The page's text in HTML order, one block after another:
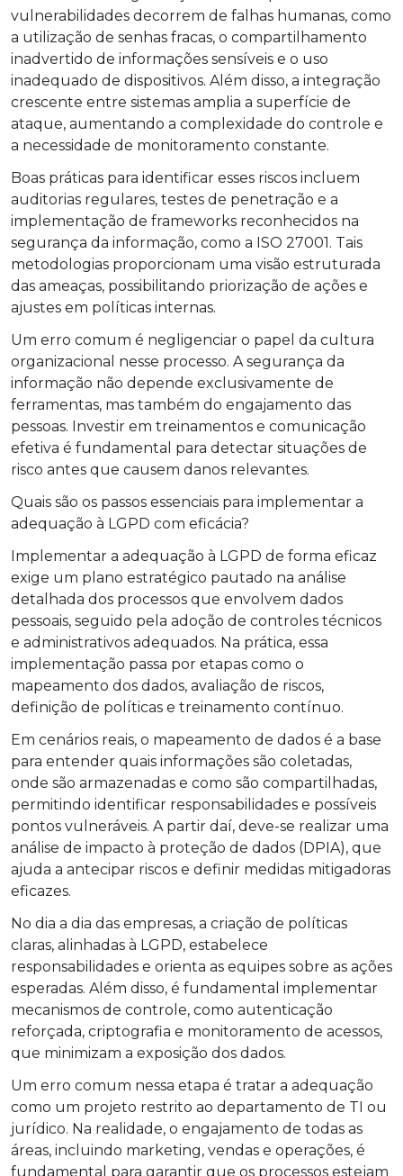
vulnerabilidades decorrem de falhas humanas, como
a utilização de senhas fracas, o compartilhamento
inadvertido de informações sensíveis e o uso
inadequado de dispositivos. Além disso, a integração
crescente entre sistemas amplia a superfície de
ataque, aumentando a complexidade do controle e
a necessidade de monitoramento constante.
Boas práticas para identificar esses riscos incluem
auditorias regulares, testes de penetração e a
implementação de frameworks reconhecidos na
segurança da informação, como a ISO 27001. Tais
metodologias proporcionam uma visão estruturada
das ameaças, possibilitando priorização de ações e
ajustes em políticas internas.
Um erro comum é negligenciar o papel da cultura
organizacional nesse processo. A segurança da
informação não depende exclusivamente de
ferramentas, mas também do engajamento das
pessoas. Investir em treinamentos e comunicação
efetiva é fundamental para detectar situações de
risco antes que causem danos relevantes.
Quais são os passos essenciais para implementar a
adequação à LGPD com eficácia?
Implementar a adequação à LGPD de forma eficaz
exige um plano estratégico pautado na análise
detalhada dos processos que envolvem dados
pessoais, seguido pela adoção de controles técnicos
e administrativos adequados. Na prática, essa
implementação passa por etapas como o
mapeamento dos dados, avaliação de riscos,
definição de políticas e treinamento contínuo.
Em cenários reais, o mapeamento de dados é a base
para entender quais informações são coletadas,
onde são armazenadas e como são compartilhadas,
permitindo identificar responsabilidades e possíveis
pontos vulneráveis. A partir daí, deve-se realizar uma
análise de impacto à proteção de dados (DPIA), que
ajuda a antecipar riscos e definir medidas mitigadoras
eficazes.
No dia a dia das empresas, a criação de políticas
claras, alinhadas à LGPD, estabelece
responsabilidades e orienta as equipes sobre as ações
esperadas. Além disso, é fundamental implementar
mecanismos de controle, como autenticação
reforçada, criptografia e monitoramento de acessos,
que minimizam a exposição dos dados.
Um erro comum nessa etapa é tratar a adequação
como um projeto restrito ao departamento de TI ou
jurídico. Na realidade, o engajamento de todas as
áreas, incluindo marketing, vendas e operações, é
fundamental para garantir que os processos estejam